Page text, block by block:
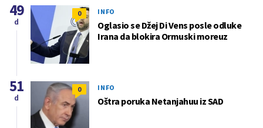
0 INFO
Oglasio se Džej Di Vens posle odluke
Irana da blokira Ormuski moreuz
49
d
0 INFO
Oštra poruka Netanjahuu iz SAD
51
d